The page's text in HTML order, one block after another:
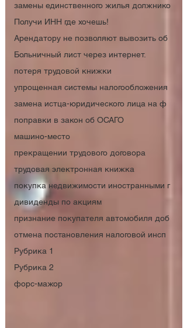
замены единственного жилья должнико
Получи ИНН где хочешь!
Арендатору не позволяют вывозить об
Больничный лист через интернет.
потеря трудовой книжки
упрощенная системы налогообложения
замена истца-юридического лица на ф
поправки в закон об ОСАГО
машино-место
прекращении трудового договора
трудовая электронная книжка
покупка недвижимости иностранными г
дивиденды по акциям
признание покупателя автомобиля доб
отмена постановления налоговой инсп
Рубрика 1
Рубрика 2
форс-мажор